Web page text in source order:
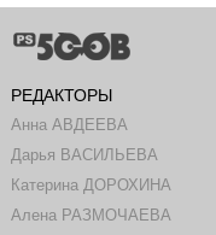
РЕДАКТОРЫ
Анна АВДЕЕВА
Дарья ВАСИЛЬЕВА
Катерина ДОРОХИНА
Алена РАЗМОЧАЕВА